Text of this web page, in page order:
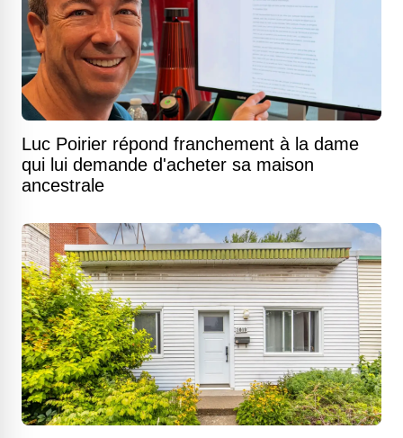
Luc Poirier répond franchement à la dame
qui lui demande d'acheter sa maison
ancestrale